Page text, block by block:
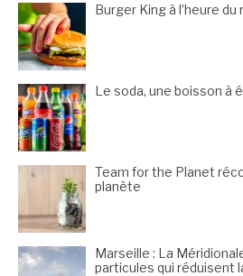
Burger King à l’heure
Le soda, une boisson à
Team for the Planet
planète
Marseille : La
particules qui réduisent